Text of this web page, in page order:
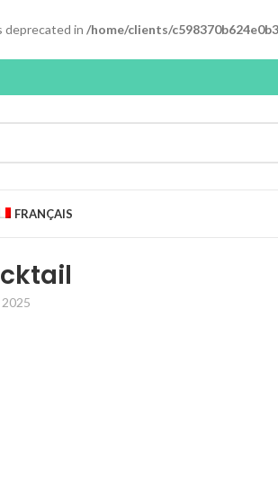
deprecated in /home/clients/
FRANÇAIS